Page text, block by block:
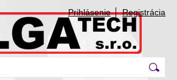
Prihlásenie Registrácia